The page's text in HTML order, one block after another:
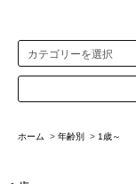
ホーム > 年齢別 > 1歳～